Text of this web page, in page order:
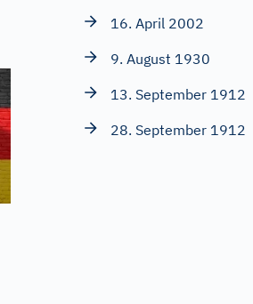
16. April 2002
9. August 1930
13. September 1912
28. September 1912